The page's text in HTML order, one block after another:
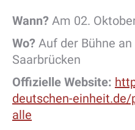
Wann? Am 02.
Wo? Auf der Bühne
Saarbrücken
Offizielle Website:
deutschen-
alle